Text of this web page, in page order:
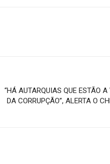
“HÁ AUTARQUIAS QUE ESTÃO
DA CORRUPÇÃO”, ALERTA O